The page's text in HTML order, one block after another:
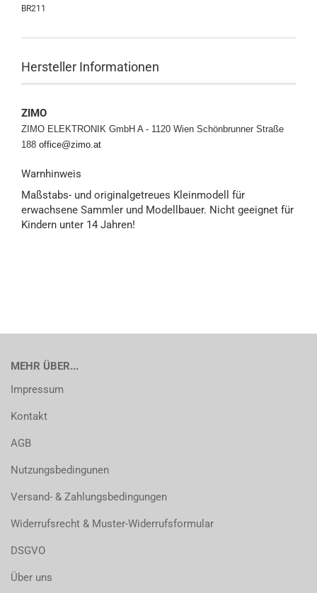
BR211
Hersteller Informationen
ZIMO
ZIMO ELEKTRONIK GmbH A - 1120 Wien Schönbrunner Straße
188 office@zimo.at
Warnhinweis
Maßstabs- und originalgetreues Kleinmodell für
erwachsene Sammler und Modellbauer. Nicht geeignet für
Kindern unter 14 Jahren!
MEHR ÜBER...
Impressum
Kontakt
AGB
Nutzungsbedingunen
Versand- & Zahlungsbedingungen
Widerrufsrecht & Muster-Widerrufsformular
DSGVO
Über uns